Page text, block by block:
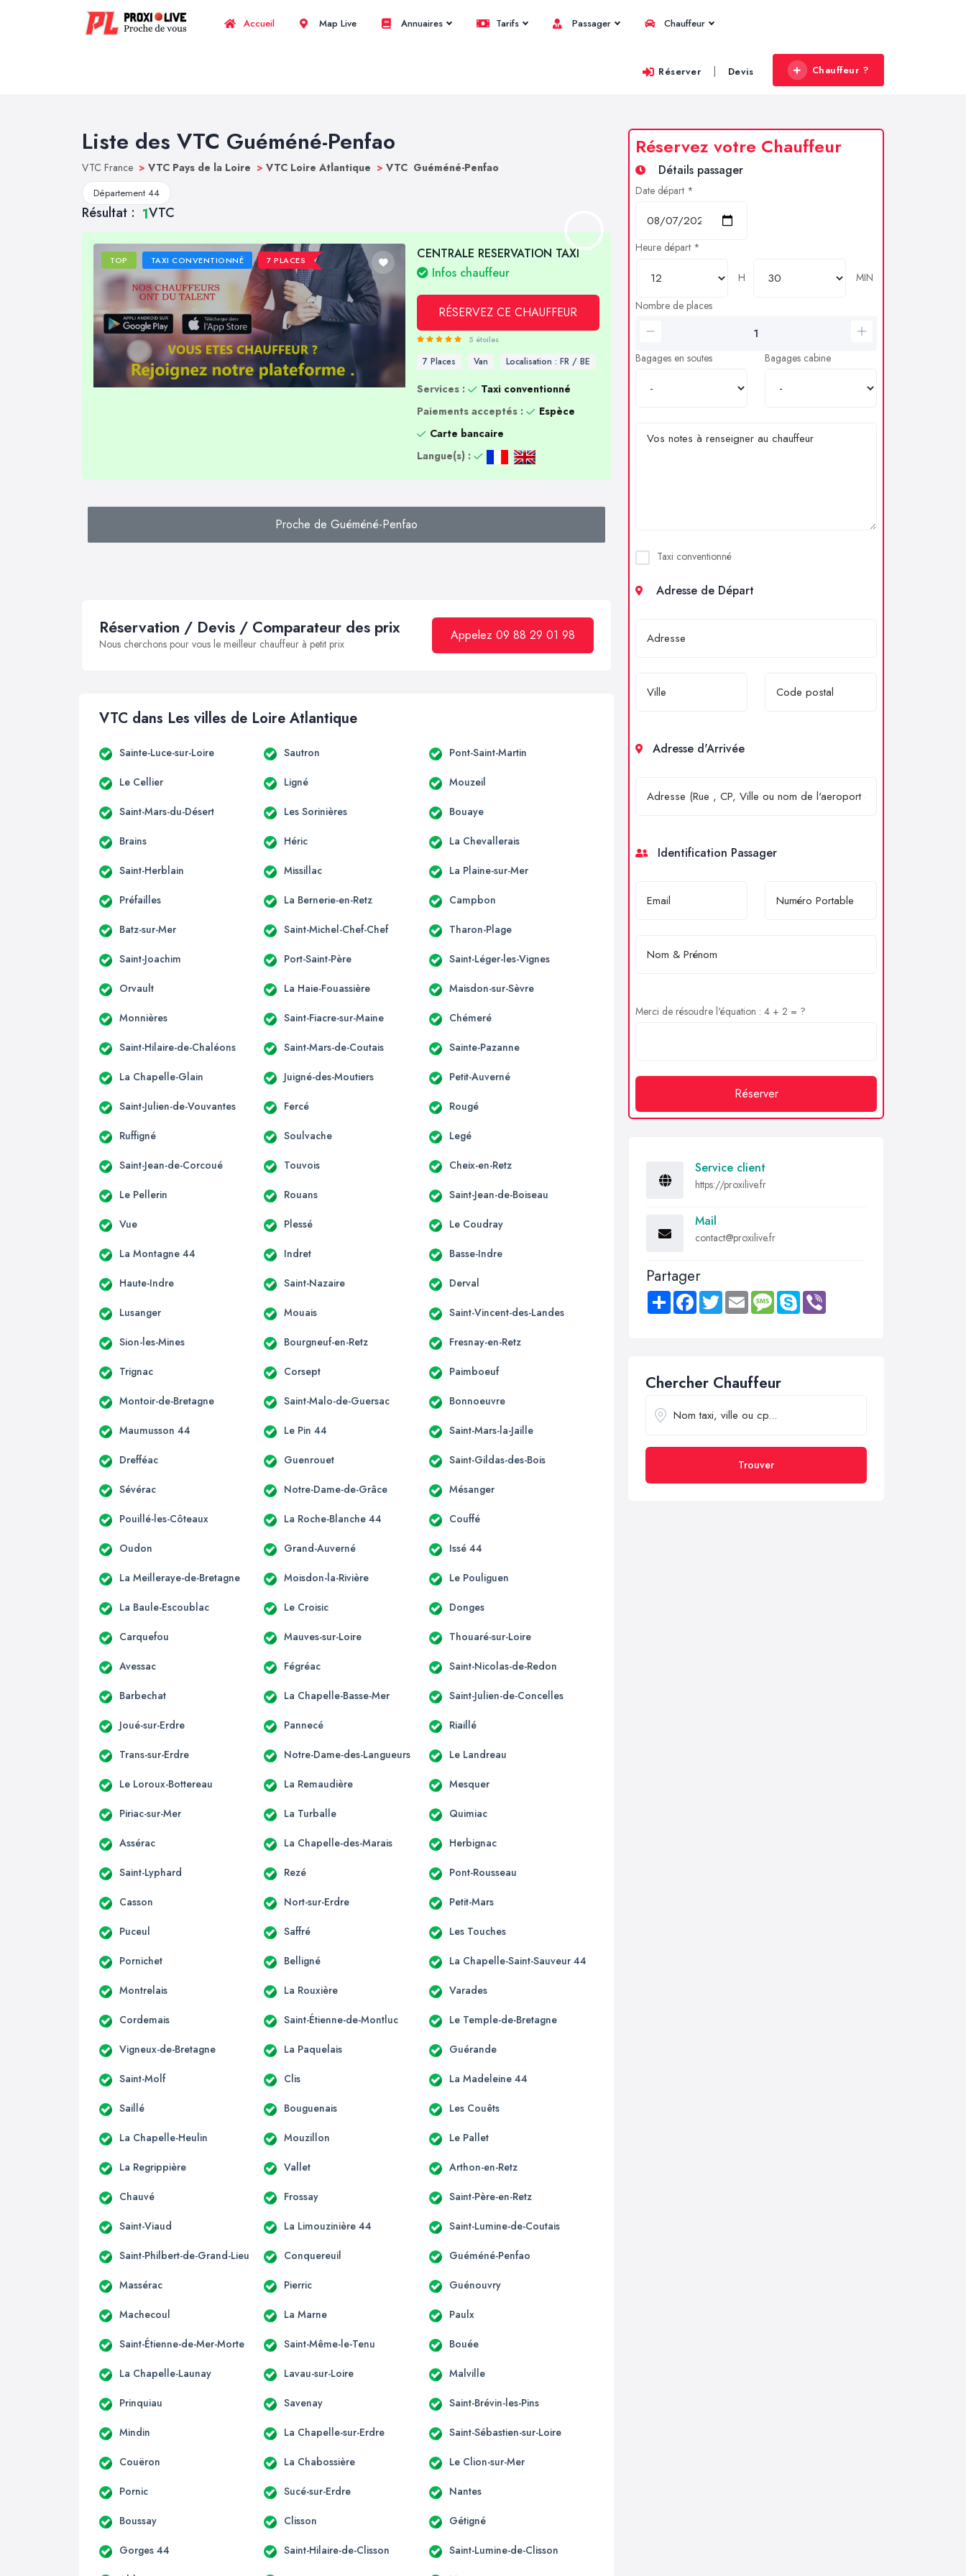
Accueil Map Live Annuaires Tarifs Passager Chauffeur
Réserver | Devis Chauffeur ?
Liste des VTC Guéméné-Penfao
VTC France > VTC Pays de la Loire > VTC Loire Atlantique > VTC Guéméné-Penfao
Département 44
Résultat : 1VTC
TOP TAXI CONVENTIONNÉ 7 PLACES
CENTRALE RESERVATION TAXI
Infos chauffeur
RÉSERVEZ CE CHAUFFEUR
5 étoiles
7 Places Van Localisation : FR / BE
Services :
Taxi conventionné
Paiements acceptés :
Espèce
Carte bancaire
Langue(s) :
Proche de Guéméné-Penfao
Réservation / Devis / Comparateur des prix
Nous cherchons pour vous le meilleur chauffeur à petit prix
Appelez 09 88 29 01 98
VTC dans Les villes de Loire Atlantique
Sainte-Luce-sur-Loire Sautron Pont-Saint-Martin
Le Cellier Ligné Mouzeil
Saint-Mars-du-Désert Les Sorinières Bouaye
Brains Héric La Chevallerais
Saint-Herblain Missillac La Plaine-sur-Mer
Préfailles La Bernerie-en-Retz Campbon
Batz-sur-Mer Saint-Michel-Chef-Chef Tharon-Plage
Saint-Joachim Port-Saint-Père Saint-Léger-les-Vignes
Orvault La Haie-Fouassière Maisdon-sur-Sèvre
Monnières Saint-Fiacre-sur-Maine Chémeré
Saint-Hilaire-de-Chaléons Saint-Mars-de-Coutais Sainte-Pazanne
La Chapelle-Glain Juigné-des-Moutiers Petit-Auverné
Saint-Julien-de-Vouvantes Fercé Rougé
Ruffigné Soulvache Legé
Saint-Jean-de-Corcoué Touvois Cheix-en-Retz
Le Pellerin Rouans Saint-Jean-de-Boiseau
Vue Plessé Le Coudray
La Montagne 44 Indret Basse-Indre
Haute-Indre Saint-Nazaire Derval
Lusanger Mouais Saint-Vincent-des-Landes
Sion-les-Mines Bourgneuf-en-Retz Fresnay-en-Retz
Trignac Corsept Paimboeuf
Montoir-de-Bretagne Saint-Malo-de-Guersac Bonnoeuvre
Maumusson 44 Le Pin 44 Saint-Mars-la-Jaille
Drefféac Guenrouet Saint-Gildas-des-Bois
Sévérac Notre-Dame-de-Grâce Mésanger
Pouillé-les-Côteaux La Roche-Blanche 44 Couffé
Oudon Grand-Auverné Issé 44
La Meilleraye-de-Bretagne Moisdon-la-Rivière Le Pouliguen
La Baule-Escoublac Le Croisic Donges
Carquefou Mauves-sur-Loire Thouaré-sur-Loire
Avessac Fégréac Saint-Nicolas-de-Redon
Barbechat La Chapelle-Basse-Mer Saint-Julien-de-Concelles
Joué-sur-Erdre Pannecé Riaillé
Trans-sur-Erdre Notre-Dame-des-Langueurs Le Landreau
Le Loroux-Bottereau La Remaudière Mesquer
Piriac-sur-Mer La Turballe Quimiac
Assérac La Chapelle-des-Marais Herbignac
Saint-Lyphard Rezé Pont-Rousseau
Casson Nort-sur-Erdre Petit-Mars
Puceul Saffré Les Touches
Pornichet Belligné La Chapelle-Saint-Sauveur 44
Montrelais La Rouxière Varades
Cordemais Saint-Étienne-de-Montluc Le Temple-de-Bretagne
Vigneux-de-Bretagne La Paquelais Guérande
Saint-Molf Clis La Madeleine 44
Saillé Bouguenais Les Couêts
La Chapelle-Heulin Mouzillon Le Pallet
La Regrippière Vallet Arthon-en-Retz
Chauvé Frossay Saint-Père-en-Retz
Saint-Viaud La Limouzinière 44 Saint-Lumine-de-Coutais
Saint-Philbert-de-Grand-Lieu Conquereuil Guéméné-Penfao
Massérac Pierric Guénouvry
Machecoul La Marne Paulx
Saint-Étienne-de-Mer-Morte Saint-Même-le-Tenu Bouée
La Chapelle-Launay Lavau-sur-Loire Malville
Prinquiau Savenay Saint-Brévin-les-Pins
Mindin La Chapelle-sur-Erdre Saint-Sébastien-sur-Loire
Couëron La Chabossière Le Clion-sur-Mer
Pornic Sucé-sur-Erdre Nantes
Boussay Clisson Gétigné
Gorges 44 Saint-Hilaire-de-Clisson Saint-Lumine-de-Clisson
Réservez votre Chauffeur
Détails passager
Date départ *
Heure départ *
H
MIN
Nombre de places
Bagages en soutes Bagages cabine
Taxi conventionné
Adresse de Départ
Adresse d'Arrivée
Identification Passager
Merci de résoudre l'équation : 4 + 2 = ?
Réserver
Service client
https://proxilive.fr
Mail
contact@proxilive.fr
Partager
Share FacebookTwitter Email MessageSkype
Chercher Chauffeur
Trouver